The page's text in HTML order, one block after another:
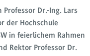
Dr.-Ing. Lars
der Hochschule
in feierlichem Rahmen
Rektor Professor Dr.